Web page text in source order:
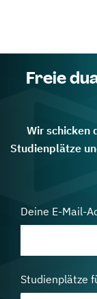
Freie
Wir schicken
Studienplätze
Deine E-Mail-
Studienplätze